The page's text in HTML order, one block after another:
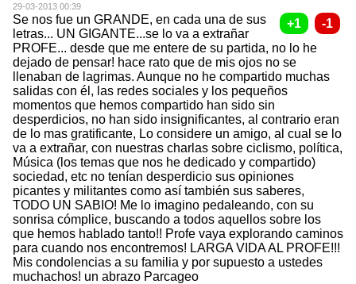
29-03-2013 00:39
Se nos fue un GRANDE, en cada una de sus
letras... UN GIGANTE...se lo va a extrañar
PROFE... desde que me entere de su partida, no lo he
dejado de pensar! hace rato que de mis ojos no se
llenaban de lagrimas. Aunque no he compartido muchas
salidas con él, las redes sociales y los pequeños
momentos que hemos compartido han sido sin
desperdicios, no han sido insignificantes, al contrario eran
de lo mas gratificante, Lo considere un amigo, al cual se lo
va a extrañar, con nuestras charlas sobre ciclismo, política,
Música (los temas que nos he dedicado y compartido)
sociedad, etc no tenían desperdicio sus opiniones
picantes y militantes como así también sus saberes,
TODO UN SABIO! Me lo imagino pedaleando, con su
sonrisa cómplice, buscando a todos aquellos sobre los
que hemos hablado tanto!! Profe vaya explorando caminos
para cuando nos encontremos! LARGA VIDA AL PROFE!!!
Mis condolencias a su familia y por supuesto a ustedes
muchachos! un abrazo Parcageo